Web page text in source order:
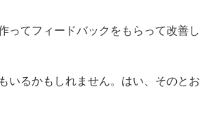
てフィードバックをもらって改善
るかもしれません。はい、そのと